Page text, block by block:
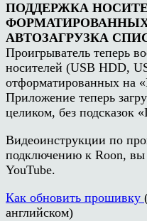
ПОДДЕРЖКА
ФОРМАТИРОВАННЫХ
АВТОЗАГРУЗКА
Проигрыватель теперь
носителей (USB HDD,
отформатированных на
Приложение теперь
целиком, без подсказок
Видеоинструкции по
подключению к Roon, вы
YouTube.
Как обновить прошивку
английском)